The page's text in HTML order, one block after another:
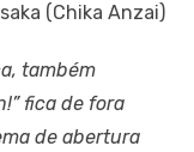
(Chika Anzai)
também
fica de fora
de abertura